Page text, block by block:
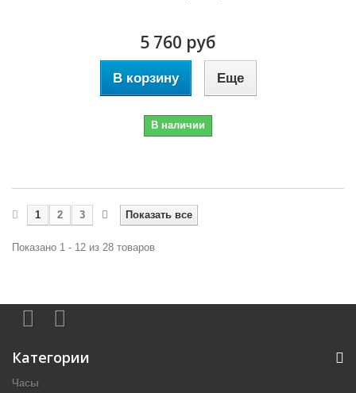
5 760 руб
В корзину Еще
В наличии
Показать все
1 2 3
Показано 1 - 12 из 28 товаров
Категории
Часы